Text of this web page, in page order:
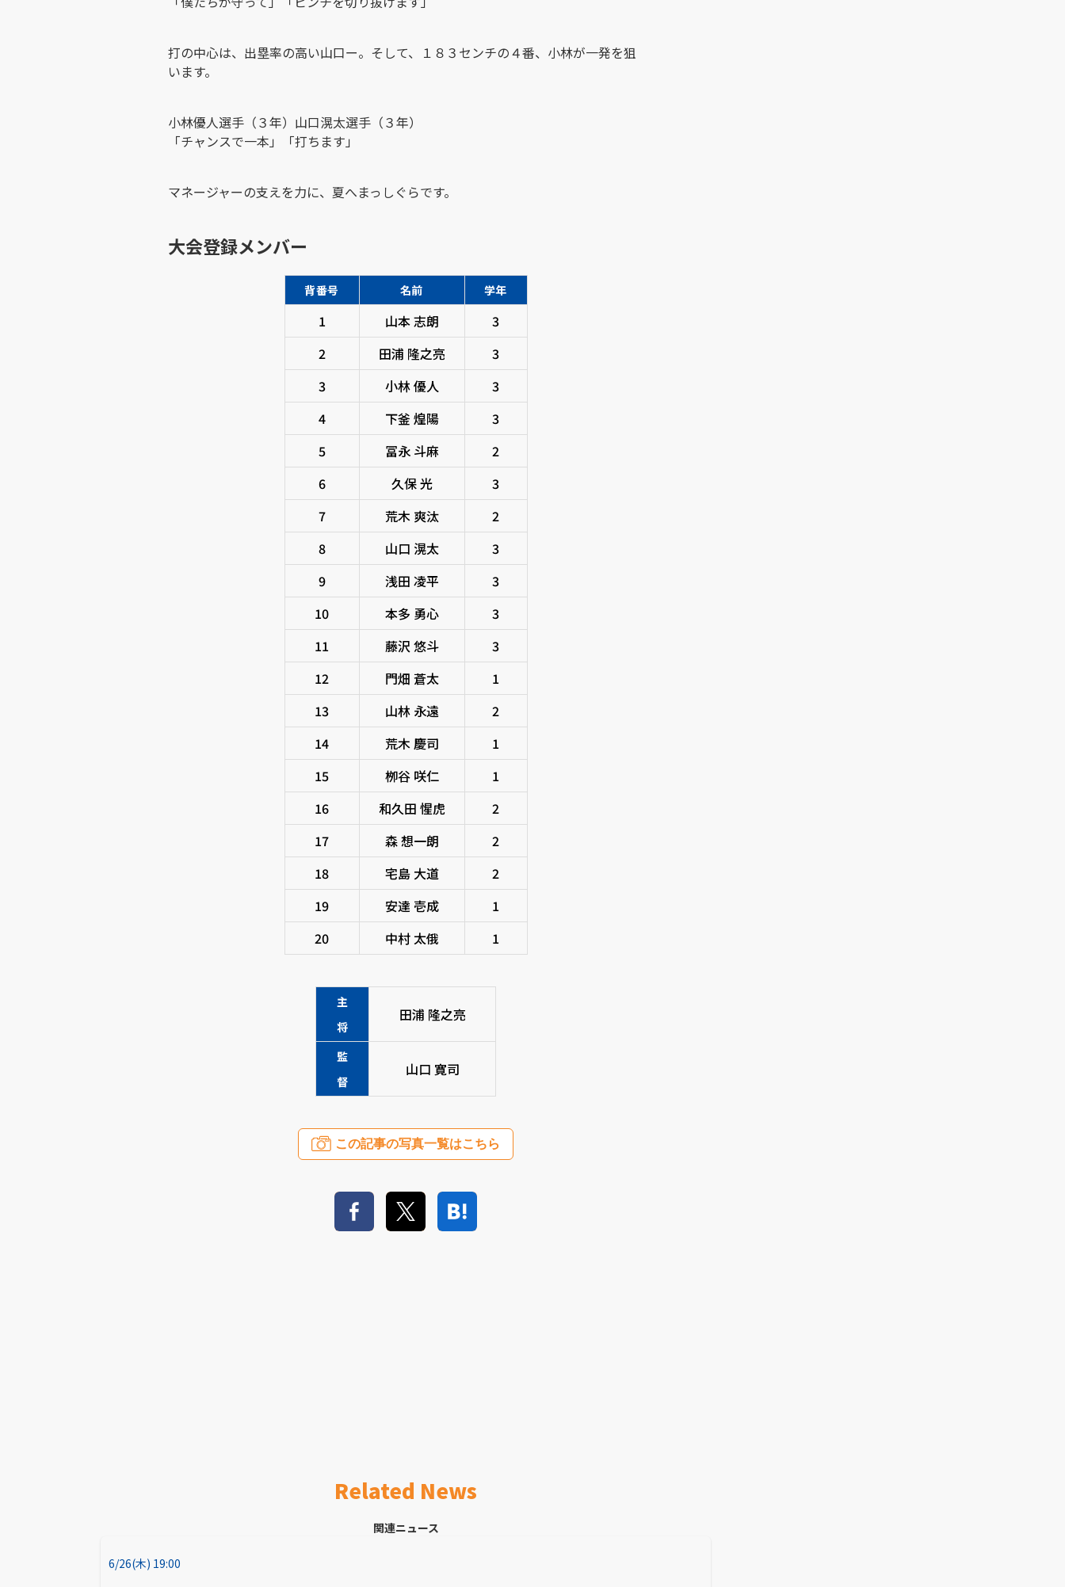
打の中心は、出塁率の高い山口ー。そして、１８３センチの４番、小林が一発を狙
います。
小林優人選手（３年）山口滉太選手（３年）
「チャンスで一本」「打ちます」
マネージャーの支えを力に、夏へまっしぐらです。
大会登録メンバー
背番号 名前 学年
1 山本 志朗
3
2
田浦 隆之亮
3
3
小林 優人
3
4
下釜 煌陽
3
5
冨永 斗麻
2
6
久保 光
3
7
荒木 爽汰
2
8
山口 滉太
3
9
浅田 凌平
3
10
本多 勇心
3
11
藤沢 悠斗
3
12
門畑 蒼太
1
13
山林 永遠
2
14
荒木 慶司
1
15
栁谷 咲仁
1
16
和久田 惺虎
2
17
森 想一朗
2
18
宅島 大道
2
19
安達 壱成
1
20
中村 太俄 1
主
将
田浦 隆之亮
監
督
山口 寛司
この記事の写真一覧はこちら
Related News
関連ニュース
6/26(木) 19:00